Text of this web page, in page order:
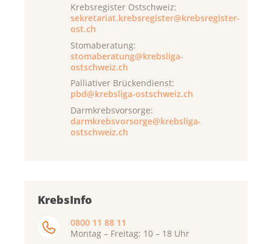
Krebsregister Ostschweiz:
sekretariat.krebsregister@krebsregister-
ost.ch
Stomaberatung:
stomaberatung@krebsliga-
ostschweiz.ch
Palliativer Brückendienst:
pbd@krebsliga-ostschweiz.ch
Darmkrebsvorsorge:
darmkrebsvorsorge@krebsliga-
ostschweiz.ch
KrebsInfo
0800 11 88 11
Montag – Freitag: 10 – 18 Uhr